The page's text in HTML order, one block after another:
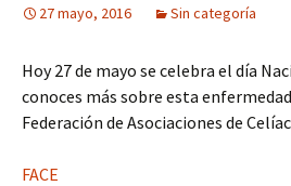
27 mayo, 2016 Sin categoría
Hoy 27 de mayo se celebra el día
conoces más sobre esta
Federación de Asociaciones de
FACE